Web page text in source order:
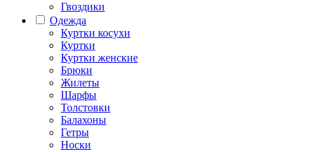
Гвоздики
Одежда
Куртки косухи
Куртки
Куртки женские
Брюки
Жилеты
Шарфы
Толстовки
Балахоны
Гетры
Носки